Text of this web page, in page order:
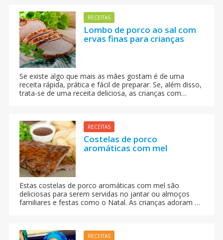
RECEITAS
Lombo de porco ao sal com
ervas finas para crianças
Se existe algo que mais as mães gostam é de uma
receita rápida, prática e fácil de preparar. Se, além disso,
trata-se de uma receita deliciosa, as crianças com
RECEITAS
Costelas de porco
aromáticas com mel
Estas costelas de porco aromáticas com mel são
deliciosas para serem servidas no jantar ou almoços
familiares e festas como o Natal. As crianças adoram a
RECEITAS